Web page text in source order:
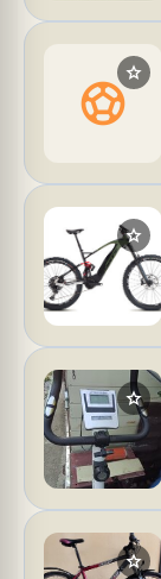
star
sports_soccer
star
star
star